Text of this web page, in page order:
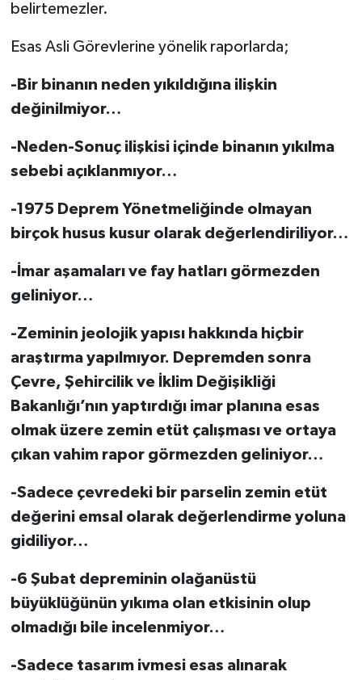
belirtemezler.
Esas Asli Görevlerine yönelik raporlarda;
-Bir binanın neden yıkıldığına ilişkin
değinilmiyor…
-Neden-Sonuç ilişkisi içinde binanın yıkılma
sebebi açıklanmıyor…
-1975 Deprem Yönetmeliğinde olmayan
birçok husus kusur olarak değerlendiriliyor…
-İmar aşamaları ve fay hatları görmezden
geliniyor…
-Zeminin jeolojik yapısı hakkında hiçbir
araştırma yapılmıyor. Depremden sonra
Çevre, Şehircilik ve İklim Değişikliği
Bakanlığı’nın yaptırdığı imar planına esas
olmak üzere zemin etüt çalışması ve ortaya
çıkan vahim rapor görmezden geliniyor…
-Sadece çevredeki bir parselin zemin etüt
değerini emsal olarak değerlendirme yoluna
gidiliyor…
-6 Şubat depreminin olağanüstü
büyüklüğünün yıkıma olan etkisinin olup
olmadığı bile incelenmiyor…
-Sadece tasarım ivmesi esas alınarak